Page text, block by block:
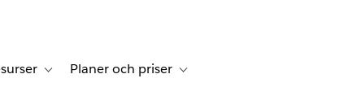
navigation for Lösningar
Toggle sub-navigation for Resurser
Planer och priser Toggle sub-navigation for Planer och